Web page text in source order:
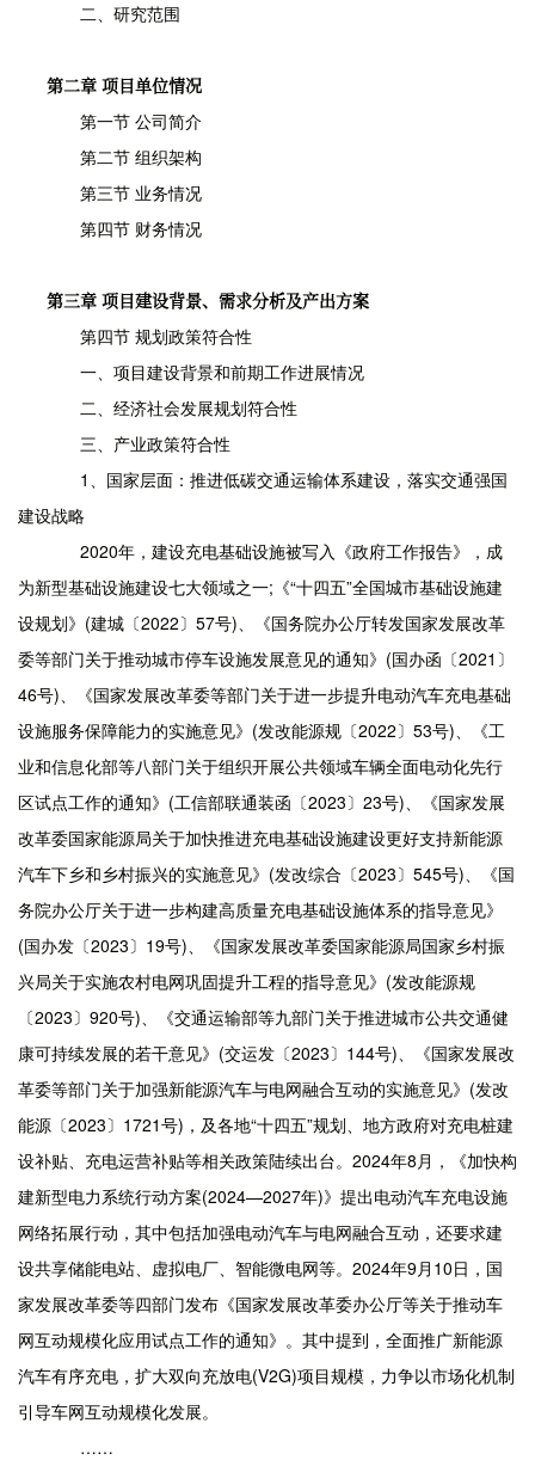
二、研究范围
第二章 项目单位情况
第一节 公司简介
第二节 组织架构
第三节 业务情况
第四节 财务情况
第三章 项目建设背景、需求分析及产出方案
第四节 规划政策符合性
一、项目建设背景和前期工作进展情况
二、经济社会发展规划符合性
三、产业政策符合性
1、国家层面：推进低碳交通运输体系建设，落实交通强国
建设战略
2020年，建设充电基础设施被写入《政府工作报告》，成
为新型基础设施建设七大领域之一;《“十四五”全国城市基础设施建
设规划》(建城〔2022〕57号)、《国务院办公厅转发国家发展改革
委等部门关于推动城市停车设施发展意见的通知》(国办函〔2021〕
46号)、《国家发展改革委等部门关于进一步提升电动汽车充电基础
设施服务保障能力的实施意见》(发改能源规〔2022〕53号)、《工
业和信息化部等八部门关于组织开展公共领域车辆全面电动化先行
区试点工作的通知》(工信部联通装函〔2023〕23号)、《国家发展
改革委国家能源局关于加快推进充电基础设施建设更好支持新能源
汽车下乡和乡村振兴的实施意见》(发改综合〔2023〕545号)、《国
务院办公厅关于进一步构建高质量充电基础设施体系的指导意见》
(国办发〔2023〕19号)、《国家发展改革委国家能源局国家乡村振
兴局关于实施农村电网巩固提升工程的指导意见》(发改能源规
〔2023〕920号)、《交通运输部等九部门关于推进城市公共交通健
康可持续发展的若干意见》(交运发〔2023〕144号)、《国家发展改
革委等部门关于加强新能源汽车与电网融合互动的实施意见》(发改
能源〔2023〕1721号)，及各地“十四五”规划、地方政府对充电桩建
设补贴、充电运营补贴等相关政策陆续出台。2024年8月，《加快构
建新型电力系统行动方案(2024—2027年)》提出电动汽车充电设施
网络拓展行动，其中包括加强电动汽车与电网融合互动，还要求建
设共享储能电站、虚拟电厂、智能微电网等。2024年9月10日，国
家发展改革委等四部门发布《国家发展改革委办公厅等关于推动车
网互动规模化应用试点工作的通知》。其中提到，全面推广新能源
汽车有序充电，扩大双向充放电(V2G)项目规模，力争以市场化机制
引导车网互动规模化发展。
……